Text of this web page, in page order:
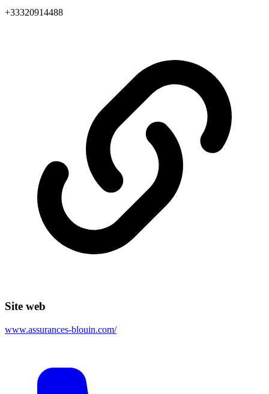
+33320914488
Site web
www.assurances-blouin.com/